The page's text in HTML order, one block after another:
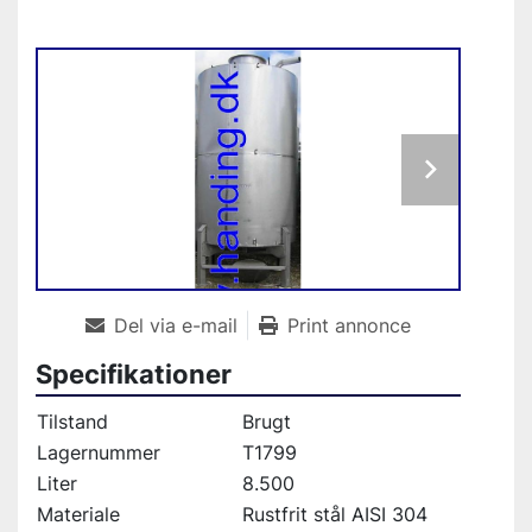
Del via e-mail Print annonce
Specifikationer
Tilstand
Brugt
Lagernummer
T1799
Liter
8.500
Materiale
Rustfrit stål AISI 304